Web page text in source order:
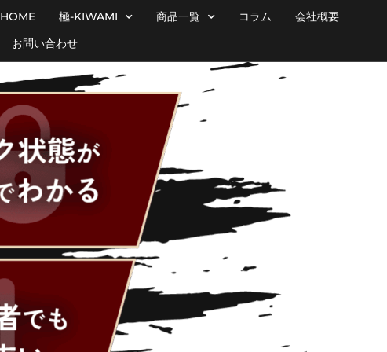
HOME 極-KIWAMI 商品一覧 コラム
会社概要
お問い合わせ